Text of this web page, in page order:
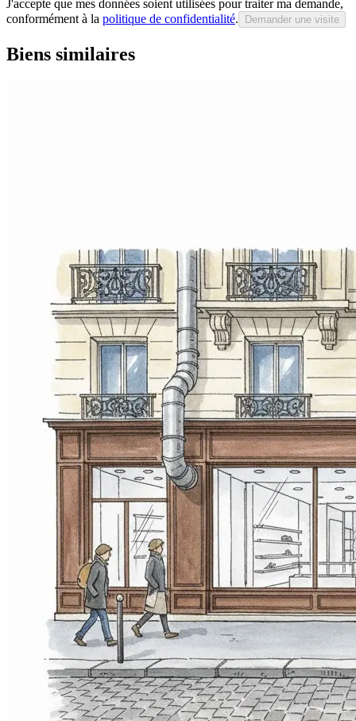
J'accepte que mes données soient utilisées pour traiter ma demande,
conformément à la politique de confidentialité. Demander une visite
Biens similaires